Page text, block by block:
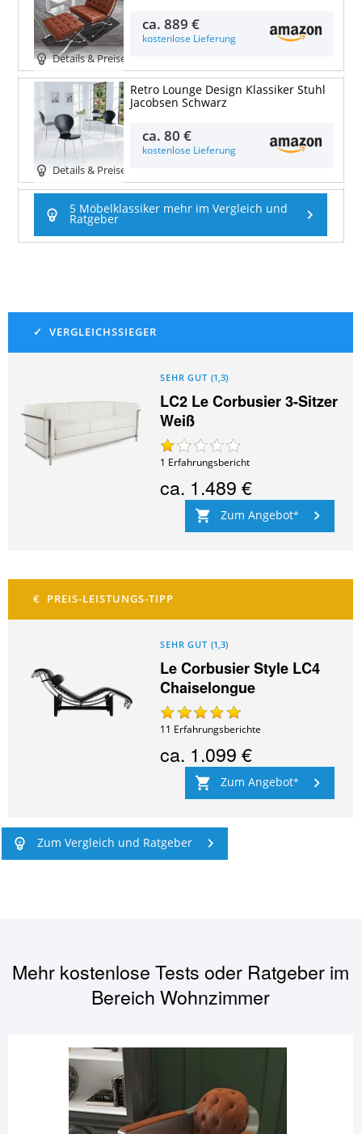
Details & Preise
ca.889 €
kostenlose Lieferung
Details & Preise
Retro Lounge Design Klassiker Stuhl
Jacobsen Schwarz
ca.80 €
kostenlose Lieferung
5 Möbelklassiker mehr im Vergleich und
Ratgeber
SEHR GUT (1,3)
LC2 Le Corbusier 3-Sitzer
Weiß
1 Erfahrungsbericht
ca. 1.489 €
Zum Angebot
SEHR GUT (1,3)
Le Corbusier Style LC4
Chaiselongue
11 Erfahrungsberichte
ca. 1.099 €
Zum Angebot
Zum Vergleich und Ratgeber
Mehr kostenlose Tests oder Ratgeber im
BereichWohnzimmer